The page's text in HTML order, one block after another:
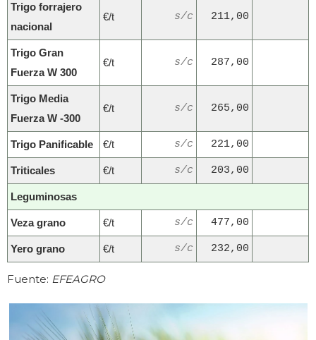
Trigo forrajero
nacional
€/t s/c 211,00
Trigo Gran
Fuerza W 300
€/t s/c 287,00
Trigo Media
Fuerza W -300
€/t s/c 265,00
Trigo Panificable €/t s/c 221,00
Triticales €/t s/c 203,00
Leguminosas
Veza grano €/t s/c 477,00
Yero grano €/t s/c 232,00
Fuente: EFEAGRO